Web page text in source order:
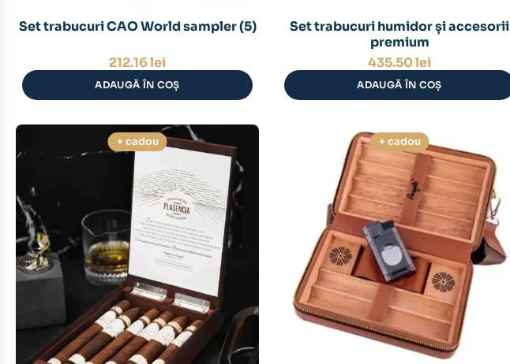
Set trabucuri CAO World sampler (5)
212.16lei
ADAUGĂ ÎN COȘ
Set trabucuri humidor și accesorii
premium
435.50lei
ADAUGĂ ÎN COȘ
+ cadou + cadou